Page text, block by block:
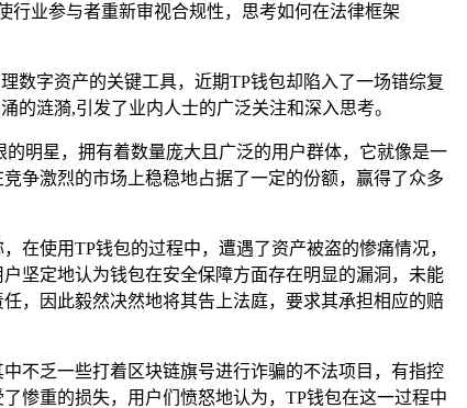
行业参与者重新审视合规性，思考如何在法律框架
数字资产的关键工具，近期TP钱包却陷入了一场错综复
涟漪,引发了业内人士的广泛关注和深入思考。
明星，拥有着数量庞大且广泛的用户群体，它就像是一
争激烈的市场上稳稳地占据了一定的份额，赢得了众多
在使用TP钱包的过程中，遭遇了资产被盗的惨痛情况，
坚定地认为钱包在安全保障方面存在明显的漏洞，未能
，因此毅然决然地将其告上法庭，要求其承担相应的赔
不乏一些打着区块链旗号进行诈骗的不法项目，有指控
惨重的损失，用户们愤怒地认为，TP钱包在这一过程中